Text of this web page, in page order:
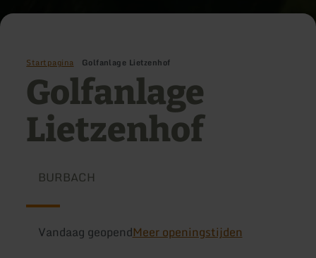
Startpagina Golfanlage Lietzenhof
Golfanlage
Lietzenhof
BURBACH
Vandaag geopendMeer openingstijden